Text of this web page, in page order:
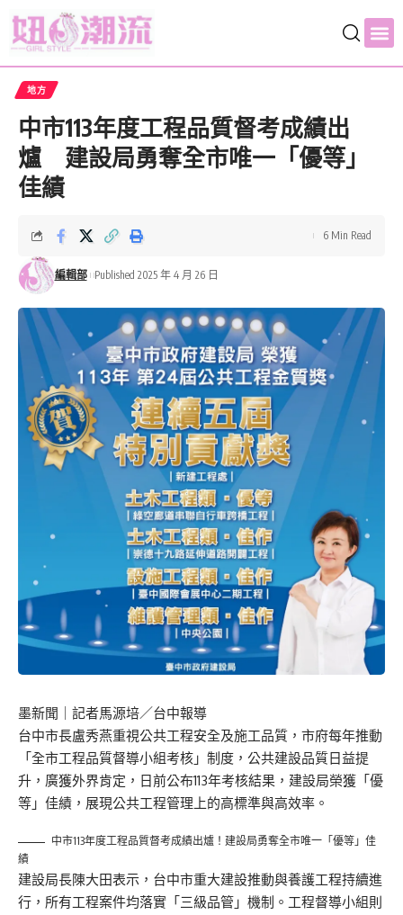
地方
中市113年度工程品質督考成績出
爐 建設局勇奪全市唯一「優等」
佳績
編輯部 Published 2025 年 4 月 26 日
6 Min Read
墨新聞
｜記者馬源培／台中報導
台中市長盧秀燕重視公共工程安全及施工品質，市府每年推動
「全市工程品質督導小組考核」制度，公共建設品質日益提
升，廣獲外界肯定，日前公布113年考核結果，建設局榮獲「優
等」佳績，展現公共工程管理上的高標準與高效率。
中市113年度工程品質督考成績出爐！建設局勇奪全市唯一「優等」佳
績
建設局長陳大田表示，台中市重大建設推動與養護工程持續進
行，所有工程案件均落實「三級品管」機制。工程督導小組則